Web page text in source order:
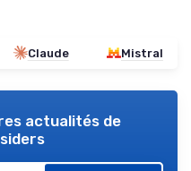
Claude Mistral
actualités de